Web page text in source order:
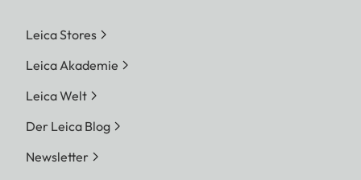
Leica Stores
Leica Akademie
Leica Welt
Der Leica Blog
Newsletter